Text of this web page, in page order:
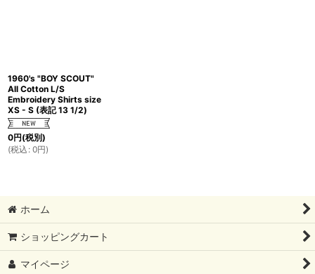
1960's "BOY SCOUT"
All Cotton L/S
Embroidery Shirts size
XS - S (表記 13 1/2)
0円(税別)
(税込 : 0円)
ホーム
ショッピングカート
マイページ